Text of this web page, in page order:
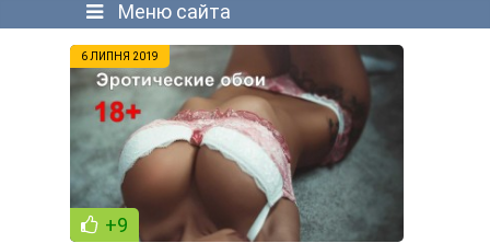
Меню сайта
6 ЛИПНЯ 2019
+9